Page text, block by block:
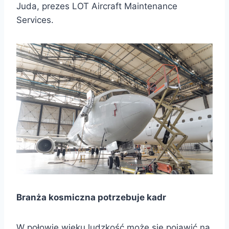
Juda, prezes LOT Aircraft Maintenance
Services.
Branża kosmiczna potrzebuje kadr